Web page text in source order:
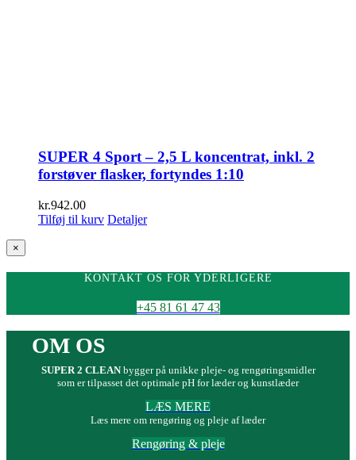
SUPER 4 Sport – 2,5 L koncentrat, inkl. 2
forstøver flasker, fortyndes 1:10
kr.942.00
Tilføj til kurv Detaljer
Close
product
quick
×
KONTAKT OS FOR YDERLIGERE
+45 81 61 47 43
OM OS
SUPER 2 CLEANbygger på unikke pleje- og rengøringsmidler
som er tilpasset det optimale pH for læder og kunstlæder
LÆS MERE
Læs mere om rengøring og pleje af læder
Rengøring & pleje